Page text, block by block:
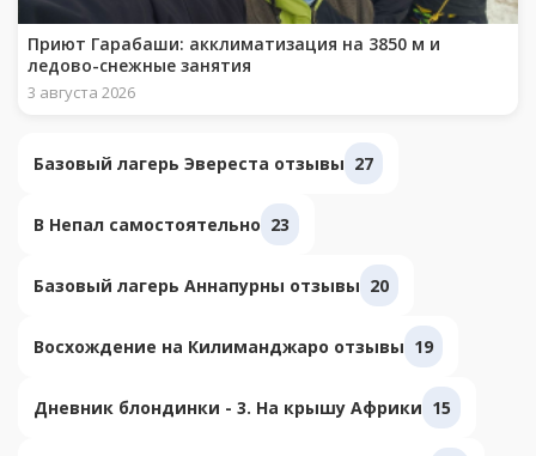
Приют Гарабаши: акклиматизация на 3850 м и
ледово-снежные занятия
3 августа 2026
Базовый лагерь Эвереста отзывы 27
В Непал самостоятельно 23
Базовый лагерь Аннапурны отзывы 20
Восхождение на Килиманджаро отзывы 19
Дневник блондинки - 3. На крышу Африки 15